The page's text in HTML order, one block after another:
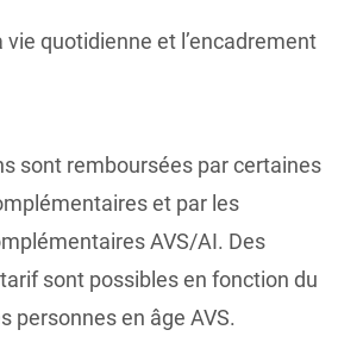
vie quotidienne et l’encadrement
sont remboursées par certaines
et par les
AVS/AI. Des
sont possibles en fonction du
personnes en âge AVS.